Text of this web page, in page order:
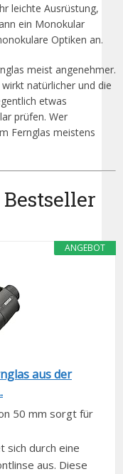
leichte Ausrüstung,
ein Monokular
Optiken an.
meist angenehmer.
natürlicher und die
etwas
prüfen. Wer
Fernglas meistens
ANGEBOT
aus der
50 mm sorgt für
sich durch eine
aus. Diese